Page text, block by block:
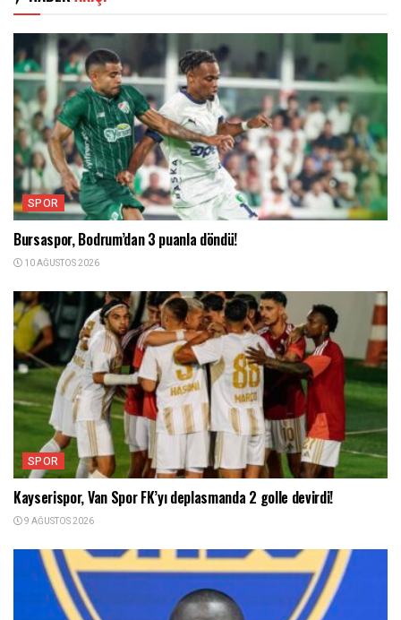
SPOR
Bursaspor, Bodrum’dan 3 puanla döndü!
10 AĞUSTOS 2026
SPOR
Kayserispor, Van Spor FK’yı deplasmanda 2 golle devirdi!
9 AĞUSTOS 2026